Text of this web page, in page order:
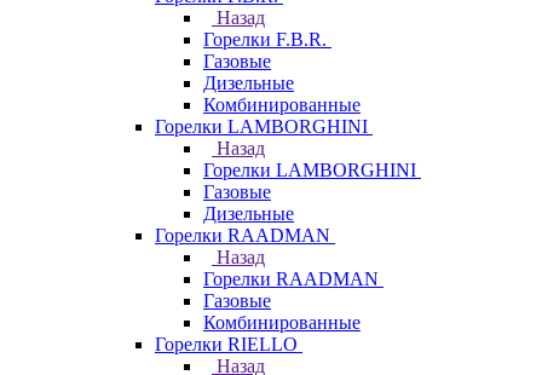
Назад
Горелки F.B.R.
Газовые
Дизельные
Комбинированные
Горелки LAMBORGHINI
Назад
Горелки LAMBORGHINI
Газовые
Дизельные
Горелки RAADMAN
Назад
Горелки RAADMAN
Газовые
Комбинированные
Горелки RIELLO
Назад